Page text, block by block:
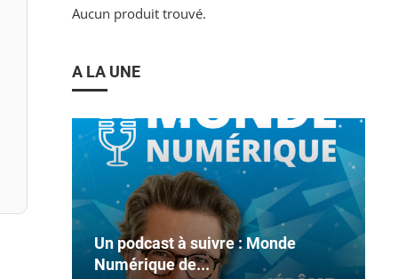
Aucun produit trouvé.
A LA UNE
Un podcast à suivre : Monde
Numérique de...